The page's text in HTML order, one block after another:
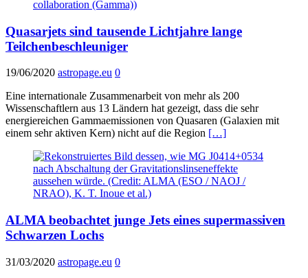
Quasarjets sind tausende Lichtjahre lange
Teilchenbeschleuniger
19/06/2020 astropage.eu 0
Eine internationale Zusammenarbeit von mehr als 200
Wissenschaftlern aus 13 Ländern hat gezeigt, dass die sehr
energiereichen Gammaemissionen von Quasaren (Galaxien mit
einem sehr aktiven Kern) nicht auf die Region […]
ALMA beobachtet junge Jets eines supermassiven
Schwarzen Lochs
31/03/2020 astropage.eu 0